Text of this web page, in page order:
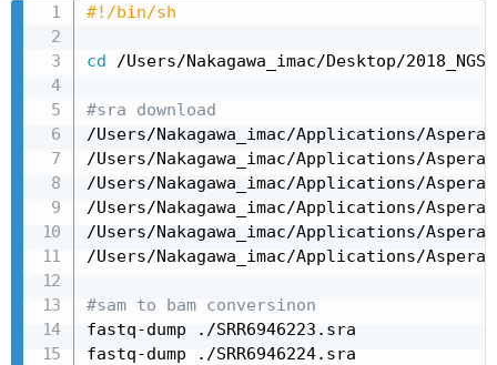
#!/bin/sh
cd /Users/Nakagawa_imac/Desktop/
#sra download
/Users/Nakagawa_imac/Applications/Aspera
/Users/Nakagawa_imac/Applications/Aspera
/Users/Nakagawa_imac/Applications/Aspera
/Users/Nakagawa_imac/Applications/Aspera
/Users/Nakagawa_imac/Applications/Aspera
/Users/Nakagawa_imac/Applications/Aspera
#sam to bam conversinon
fastq-dump ./SRR6946223.sra
fastq-dump ./SRR6946224.sra